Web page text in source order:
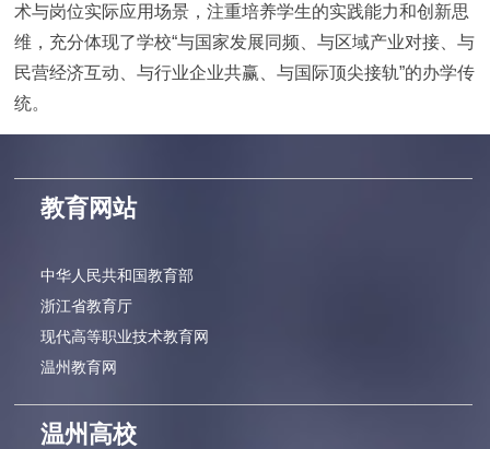
术与岗位实际应用场景，注重培养学生的实践能力和创新思
维，充分体现了学校“与国家发展同频、与区域产业对接、与
民营经济互动、与行业企业共赢、与国际顶尖接轨”的办学传
统。
教育网站
中华人民共和国教育部
浙江省教育厅
现代高等职业技术教育网
温州教育网
温州高校